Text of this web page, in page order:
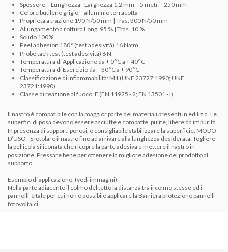
Spessore – Lunghezza - Larghezza 1,2 mm – 5 metri - 250 mm
Colore butilene grigio – alluminio terracotta
Proprietà a trazione 190 N/50 mm | Tras. 300 N/50 mm
Allungamento a rottura Long. 95 % | Tras. 10 %
Solido 100%
Peel adhesion 180° (test adesività) 16 N/cm
Probe tack test (test adesività) 6 N
Temperatura di Applicazione da + 0°C a + 40°C
Temperatura di Esercizio da – 30°C a + 90°C
Classificazione di infiammabilità: M1 (UNE 23727:1990; UNE
23721:1990)
Classe di reazione al fuoco: E (EN 11925 - 2; EN 13501 - I)
Il nastro è compatibile con la maggior parte dei materiali presenti in edilizia. Le
superfici di posa devono essere asciutte e compatte, pulite, libere da impurità.
In presenza di supporti porosi, è consigliabile stabilizzare la superficie. MODO
D’USO - Srotolare il nastro fino ad arrivare alla lunghezza desiderata. Togliere
la pellicola siliconata che ricopre la parte adesiva e mettere il nastro in
posizione. Pressare bene per ottenere la migliore adesione del prodotto al
supporto.
Esempio di applicazione: (vedi immagini)
Nella parte adiacente il colmo del tetto la distanza tra il colmo stesso ed i
pannelli è tale per cui non è possibile applicare la Barriera protezione pannelli
fotovoltaici.